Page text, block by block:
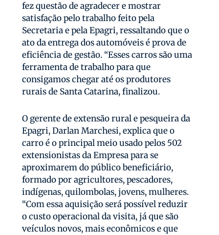
fez questão de agradecer e mostrar
satisfação pelo trabalho feito pela
Secretaria e pela Epagri, ressaltando que o
ato da entrega dos automóveis é prova de
eficiência de gestão. “Esses carros são uma
ferramenta de trabalho para que
consigamos chegar até os produtores
rurais de Santa Catarina, finalizou.
O gerente de extensão rural e pesqueira da
Epagri, Darlan Marchesi, explica que o
carro é o principal meio usado pelos 502
extensionistas da Empresa para se
aproximarem do público beneficiário,
formado por agricultores, pescadores,
indígenas, quilombolas, jovens, mulheres.
“Com essa aquisição será possível reduzir
o custo operacional da visita, já que são
veículos novos, mais econômicos e que